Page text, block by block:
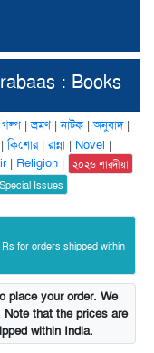
: Books
গল্প |ভ্রমণ|নাটক |অনুবাদ|
কিশোর|রান্না| Novel |
| Religion |
২০২৬ শারদীয়া
Special Issues
for orders shipped within
place your order. We
that the prices are
within India.